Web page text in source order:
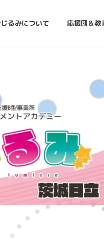
るみについて 応援団＆教